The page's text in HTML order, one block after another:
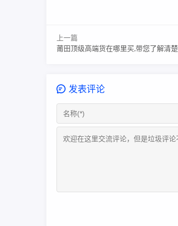
上一篇
莆田顶级高端货在哪里买,带您了解清楚
发表评论